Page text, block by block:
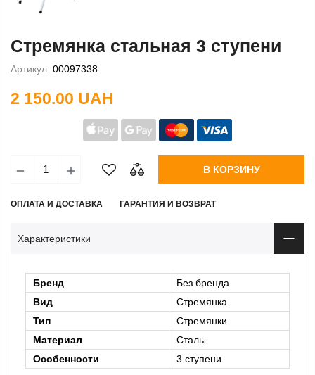
Стремянка стальная 3 ступени
Артикул: 00097338
2 150.00 UAH
В КОРЗИНУ
ОПЛАТА И ДОСТАВКА ГАРАНТИЯ И ВОЗВРАТ
Характеристики
Бренд
Без бренда
Вид
Стремянка
Тип
Стремянки
Материал
Сталь
Особенности
3 ступени